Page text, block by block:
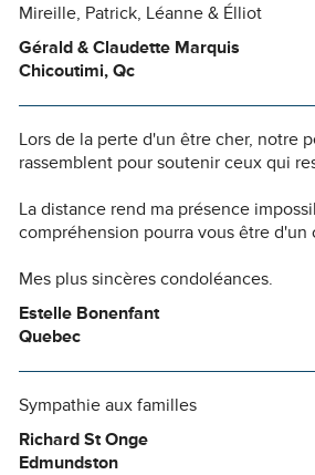
Mireille, Patrick, Léanne & Élliot
Gérald & Claudette Marquis
Chicoutimi, Qc
Lors de la perte d'un être cher, notre
rassemblent pour soutenir ceux qui
La distance rend ma présence
compréhension pourra vous être d'un
Mes plus sincères condoléances.
Estelle Bonenfant
Quebec
Sympathie aux familles
Richard St Onge
Edmundston